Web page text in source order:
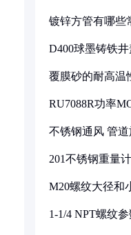
镀锌方管有哪些
D400球墨铸铁
覆膜砂的耐高温
RU7088R功率
不锈钢通风 管道
201不锈钢重量
M20螺纹大径和
1-1/4 NPT螺纹